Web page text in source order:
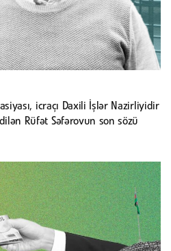
icraçı Daxili İşlər Nazirliyidir
Rüfət Səfərovun son sözü